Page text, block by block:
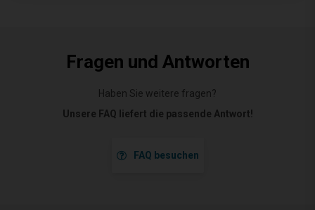
Fragen und Antworten
Haben Sie weitere fragen?
Unsere FAQ liefert die passende Antwort!
FAQ besuchen